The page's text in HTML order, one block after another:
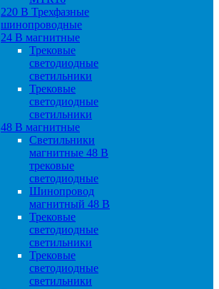
220 B Трехфазные
шинопроводные
24 B магнитные
Трековые
светодиодные
светильники
Трековые
светодиодные
светильники
48 B магнитные
Светильники
магнитные 48 В
трековые
светодиодные
Шинопровод
магнитный 48 В
Трековые
светодиодные
светильники
Трековые
светодиодные
светильники